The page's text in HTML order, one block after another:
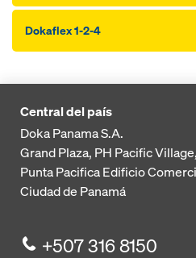
Dokaflex 1-2-4
Central del país
Doka Panama S.A.
Grand Plaza, PH Pacific
Punta PacificaEdificio
Ciudad de Panamá
+507 316 8150